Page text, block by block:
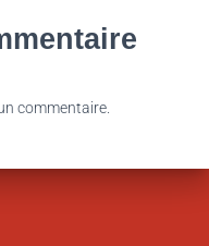
commentaire.